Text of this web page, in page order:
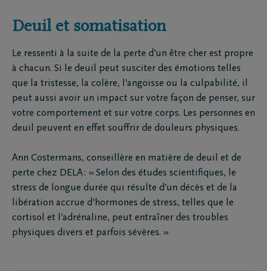
Deuil et somatisation
Le ressenti à la suite de la perte d’un être cher est propre
à chacun. Si le deuil peut susciter des émotions telles
que la tristesse, la colère, l’angoisse ou la culpabilité, il
peut aussi avoir un impact sur votre façon de penser, sur
votre comportement et sur votre corps. Les personnes en
deuil peuvent en effet souffrir de douleurs physiques.
Ann Costermans, conseillère en matière de deuil et de
perte chez DELA : « Selon des études scientifiques, le
stress de longue durée qui résulte d’un décès et de la
libération accrue d’hormones de stress, telles que le
cortisol et l’adrénaline, peut entraîner des troubles
physiques divers et parfois sévères. »